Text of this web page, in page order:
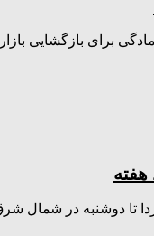
برای بازگشایی
تا دوشنبه در شمال